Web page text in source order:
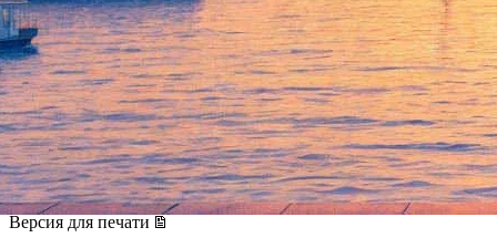
На арену "Александрийской
карусели" в Петергофе
выйдут амазонки
28 июня 2014, суббота,13.00-29 июня 2014, воскресенье
Версия для печати